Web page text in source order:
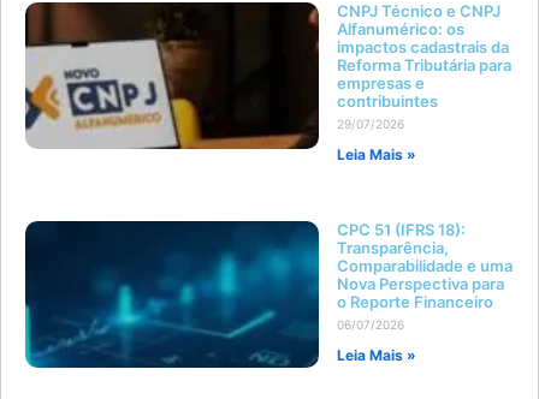
CNPJ Técnico e CNPJ
Alfanumérico: os
impactos cadastrais da
Reforma Tributária para
empresas e
contribuintes
29/07/2026
Leia Mais »
CPC 51 (IFRS 18):
Transparência,
Comparabilidade e uma
Nova Perspectiva para
o Reporte Financeiro
06/07/2026
Leia Mais »